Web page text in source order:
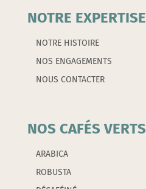
NOTRE EXPERTISE
NOTRE HISTOIRE
NOS ENGAGEMENTS
NOUS CONTACTER
NOS CAFÉS VERTS
ARABICA
ROBUSTA